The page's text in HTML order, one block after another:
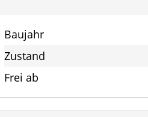
Baujahr
Zustand
Frei ab